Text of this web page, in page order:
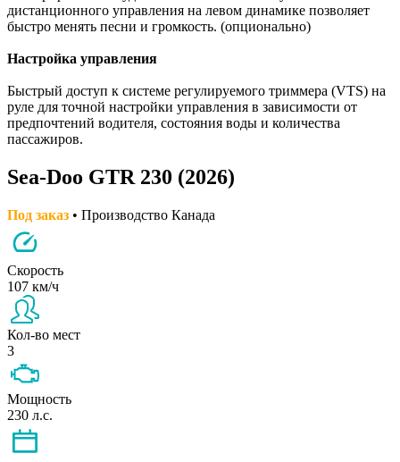
дистанционного управления на левом динамике позволяет
быстро менять песни и громкость. (опционально)
Настройка управления
Быстрый доступ к системе регулируемого триммера (VTS) на
руле для точной настройки управления в зависимости от
предпочтений водителя, состояния воды и количества
пассажиров.
Sea-Doo GTR 230 (2026)
Под заказ • Производство Канада
Скорость
107 км/ч
Кол-во мест
3
Мощность
230 л.с.